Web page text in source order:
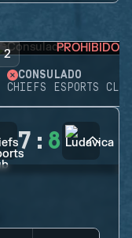
2 PROHIBIDO
CONSULADO
CHIEFS ESPORTS CLUB
7 : 8